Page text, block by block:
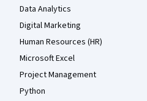
Data Analytics
Digital Marketing
Human Resources (HR)
Microsoft Excel
Project Management
Python